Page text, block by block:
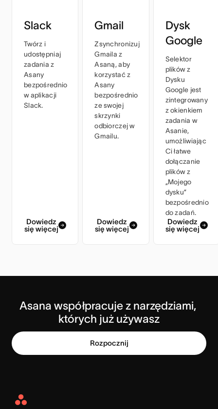
Slack
Twórz i
udostępniaj
zadania z
Asany
bezpośrednio
w aplikacji
Slack.
Dowiedz
się więcej
Gmail
Zsynchronizuj
Gmaila z
Asaną, aby
korzystać z
Asany
bezpośrednio
ze swojej
skrzynki
odbiorczej w
Gmailu.
Dowiedz
się więcej
Dysk
Google
Selektor
plików z
Dysku
Google jest
zintegrowany
z okienkiem
zadania w
Asanie,
umożliwiając
Ci łatwe
dołączanie
plików z
„Mojego
dysku”
bezpośrednio
do zadań.
Dowiedz
się więcej
Asana współpracuje z narzędziami,
których już używasz
Rozpocznij
Asana